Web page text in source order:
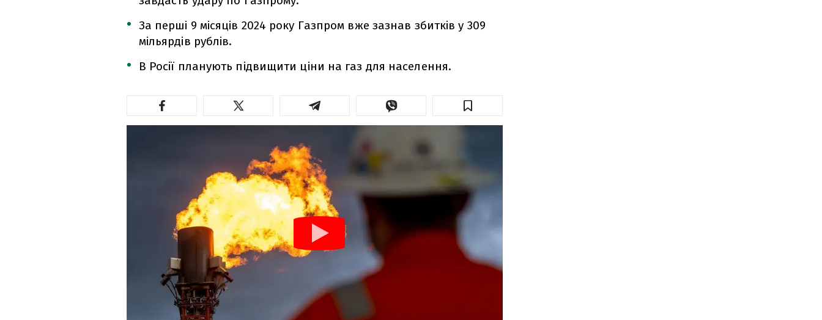
За перші 9 місяців 2024 року Газпром вже зазнав збитків у 309
мільярдів рублів.
В Росії планують підвищити ціни на газ для населення.